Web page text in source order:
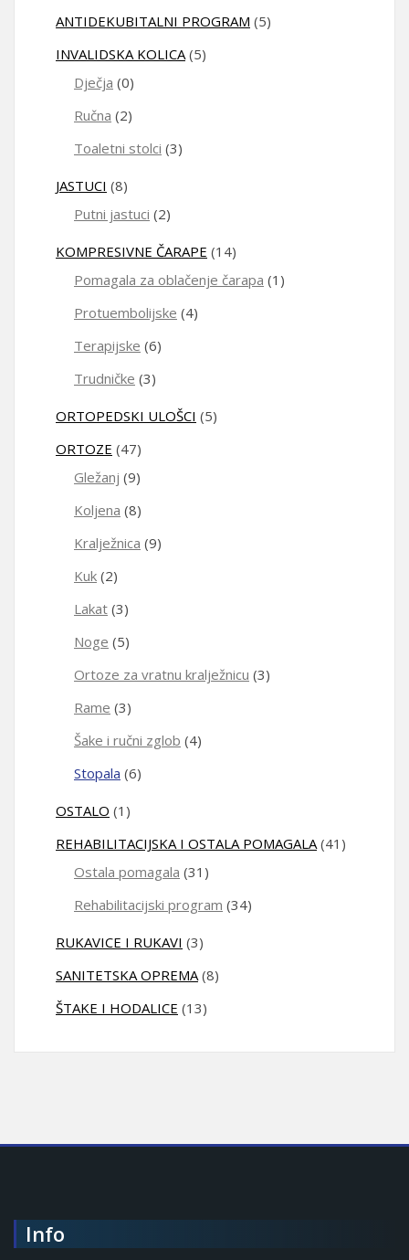
ANTIDEKUBITALNI PROGRAM (5)
INVALIDSKA KOLICA (5)
Dječja (0)
Ručna (2)
Toaletni stolci (3)
JASTUCI (8)
Putni jastuci (2)
KOMPRESIVNE ČARAPE (14)
Pomagala za oblačenje čarapa (1)
Protuembolijske (4)
Terapijske (6)
Trudničke (3)
ORTOPEDSKI ULOŠCI (5)
ORTOZE (47)
Gležanj (9)
Koljena (8)
Kralježnica (9)
Kuk (2)
Lakat (3)
Noge (5)
Ortoze za vratnu kralježnicu (3)
Rame (3)
Šake i ručni zglob (4)
Stopala (6)
OSTALO (1)
REHABILITACIJSKA I OSTALA POMAGALA (41)
Ostala pomagala (31)
Rehabilitacijski program (34)
RUKAVICE I RUKAVI (3)
SANITETSKA OPREMA (8)
ŠTAKE I HODALICE (13)
Info